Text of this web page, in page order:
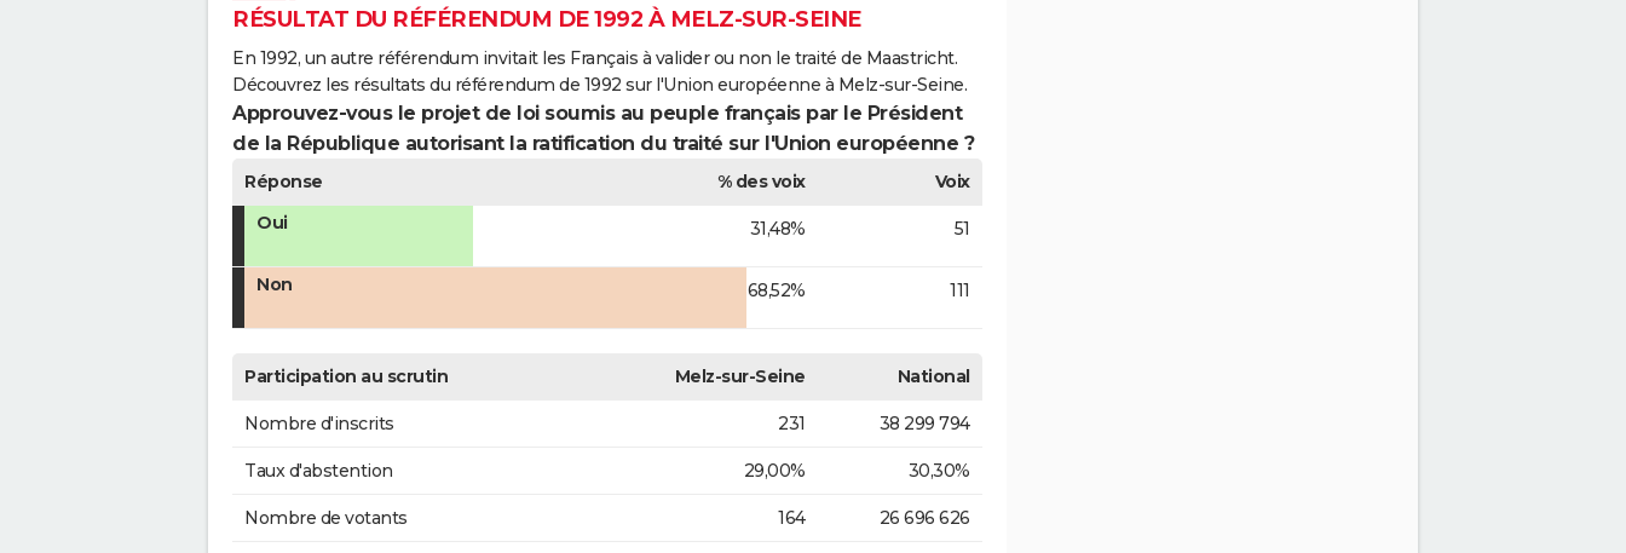
RÉSULTAT DU RÉFÉRENDUM DE 1992 À MELZ-SUR-SEINE
En 1992, un autre référendum invitait les Français à valider ou non le traité de Maastricht.
Découvrez les résultats du référendum de 1992 sur l'Union européenne à Melz-sur-Seine.
Approuvez-vous le projet de loi soumis au peuple français par le Président
de la République autorisant la ratification du traité sur l'Union européenne ?
Réponse % des voix
Voix
Oui
31,48% 51
Non 68,52% 111
Participation au scrutin Melz-sur-Seine National
Nombre d'inscrits 231 38 299 794
Taux d'abstention 29,00% 30,30%
Nombre de votants 164 26 696 626